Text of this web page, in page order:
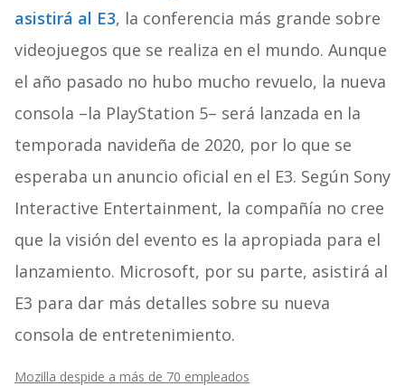
asistirá al E3, la conferencia más grande sobre
videojuegos que se realiza en el mundo. Aunque
el año pasado no hubo mucho revuelo, la nueva
consola –la PlayStation 5– será lanzada en la
temporada navideña de 2020, por lo que se
esperaba un anuncio oficial en el E3. Según Sony
Interactive Entertainment, la compañía no cree
que la visión del evento es la apropiada para el
lanzamiento. Microsoft, por su parte, asistirá al
E3 para dar más detalles sobre su nueva
consola de entretenimiento.
Mozilla despide a más de 70 empleados